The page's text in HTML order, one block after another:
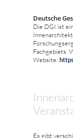
Deutsche
Die DGI ist
Fachgebiets.
Website:
Es gibt